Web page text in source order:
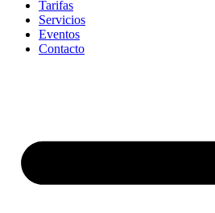
Tarifas
Servicios
Eventos
Contacto